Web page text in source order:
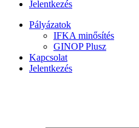
Jelentkezés
Pályázatok
IFKA minősítés
GINOP Plusz
Kapcsolat
Jelentkezés